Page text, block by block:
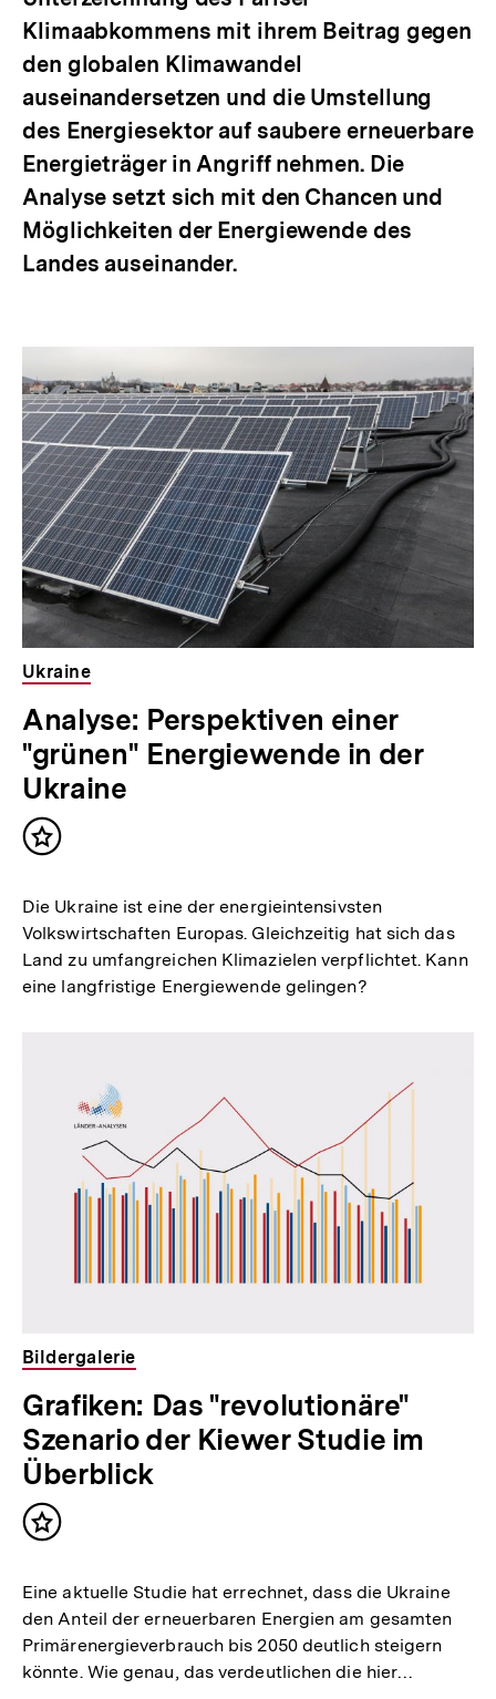
Klimaabkommens mit ihrem Beitrag gegen
den globalen Klimawandel
auseinandersetzen und die Umstellung
des Energiesektor auf saubere erneuerbare
Energieträger in Angriff nehmen. Die
Analyse setzt sich mit den Chancen und
Möglichkeiten der Energiewende des
Landes auseinander.
Ukraine
Analyse: Perspektiven einer
"grünen" Energiewende in der
Ukraine
Inhalt
Die Ukraine ist eine der energieintensivsten
Volkswirtschaften Europas. Gleichzeitig hat sich das
Land zu umfangreichen Klimazielen verpflichtet. Kann
eine langfristige Energiewende gelingen?
Bildergalerie
Grafiken: Das "revolutionäre"
Szenario der Kiewer Studie im
Überblick
Inhalt
Eine aktuelle Studie hat errechnet, dass die Ukraine
den Anteil der erneuerbaren Energien am gesamten
Primärenergieverbrauch bis 2050 deutlich steigern
könnte. Wie genau, das verdeutlichen die hier…